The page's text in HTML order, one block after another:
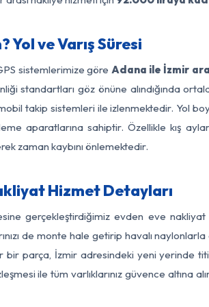
Yol ve Varış Süresi
sistemlerimize göre Adana ile İzmir
standartları göz önüne alındığında
takip sistemleri ile izlenmektedir. Yol
aparatlarına sahiptir. Özellikle kış
zaman kaybını önlemektedir.
Hizmet Detayları
gerçekleştirdiğimiz evden eve
de monte hale getirip havalı naylonlarla
bir parça, İzmir adresindeki yeni yerinde
ile tüm varlıklarınız güvence altına